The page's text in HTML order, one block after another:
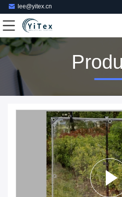
lee@yitex.cn